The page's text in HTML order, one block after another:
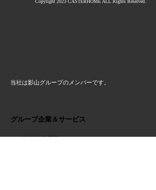
Copyright 2023 CASTERHOME ALL Rights Reserved.
当社は影山グループのメンバーです。
グループ企業＆サービス
≫ (株)影山鉄工所